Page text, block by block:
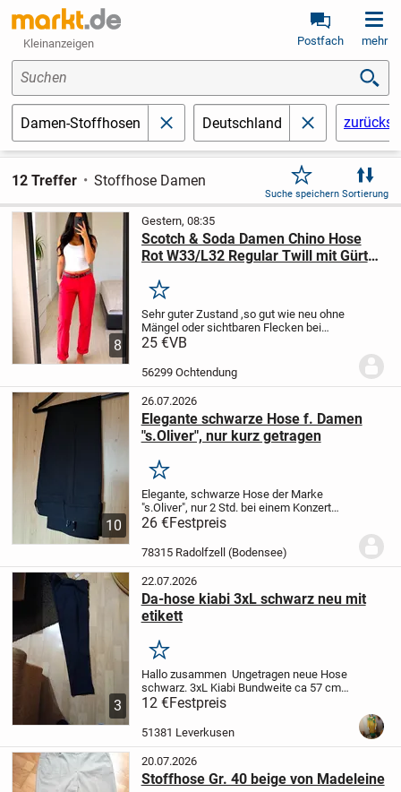
Kleinanzeigen Postfach mehr
Suchen
Damen-Stoffhosen schließenDeutschland schließen
12 Treffer Stoffhose Damen
Suche speichern Sortierung
8
Gestern, 08:35
Scotch & Soda Damen Chino Hose
Rot W33/L32 Regular Twill mit Gürtel
Merken
Sehr guter Zustand ,so gut wie neu ohne
Mängel oder sichtbaren Flecken bei
Fragen gerne anschreiben
25 €VB
56299 Ochtendung
10
26.07.2026
Elegante schwarze Hose f. Damen
"s.Oliver", nur kurz getragen
Merken
Elegante, schwarze Hose der Marke
"s.Oliver", nur 2 Std. bei einem Konzert
getragen, also fast neu!
etwas größer aus)
kann man mit allen Farben kombinieren,
26 €Festpreis
78315 Radolfzell (Bodensee)
3
22.07.2026
Da-hose kiabi 3xL schwarz neu mit
etikett
Merken
Hallo zusammen Ungetragen neue Hose
schwarz. 3xL Kiabi Bundweite ca 57 cm
Bundhöhe vorne ca 32 cm
hinten ca 46 cm
Beinöffnung ca 17 cm
12 €Festpreis
51381 Leverkusen
20.07.2026
Stoffhose Gr. 40 beige von Madeleine